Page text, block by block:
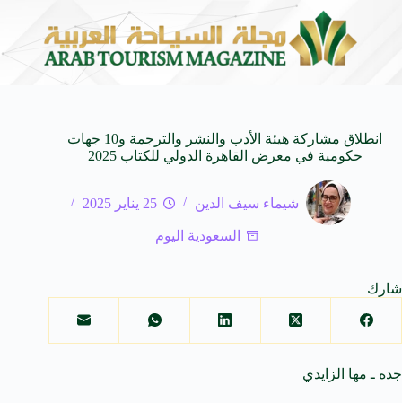
المنظمة العربية للسياحة تدعو لتخصيص خط هاتفي موحد 126 لتلقى بلاغات السائحين عند تعرضهم لأي مشاكل أثناء رحلاتهم السياحية بكافه الدول العربية
انطلاق مشاركة هيئة الأدب والنشر والترجمة و10 جهات
حكومية في معرض القاهرة الدولي للكتاب 2025
شيماء سيف الدين 25 يناير 2025
السعودية اليوم
شارك
جده ـ مها الزايدي